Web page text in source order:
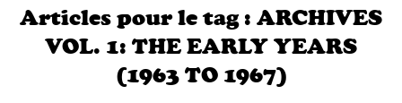
Articles pour le tag : ARCHIVES
VOL. 1: THE EARLY YEARS
(1963 TO 1967)